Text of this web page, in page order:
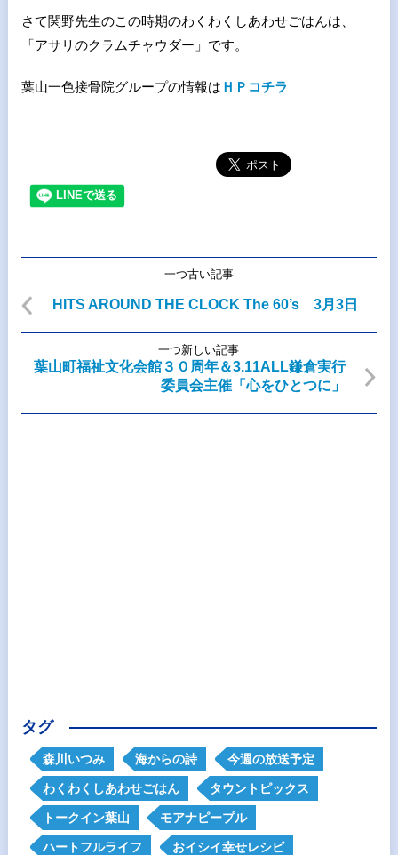
さて関野先生のこの時期のわくわくしあわせごはんは、
「アサリのクラムチャウダー」です。
葉山一色接骨院グループの情報は ＨＰコチラ
一つ古い記事
HITS AROUND THE CLOCK The 60’s 3月3日
一つ新しい記事
葉山町福祉文化会館３０周年＆3.11ALL鎌倉実行
委員会主催「心をひとつに」
タグ
森川いつみ 海からの詩 今週の放送予定
わくわくしあわせごはん タウントピックス
トークイン葉山 モアナピープル
ハートフルライフ おイシイ幸せレシピ